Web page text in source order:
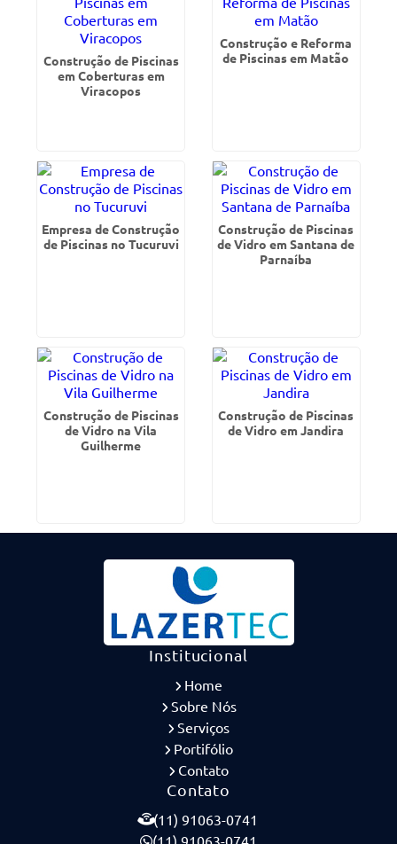
Construção de Piscinas
em Coberturas em
Viracopos
Construção e Reforma
de Piscinas em Matão
Empresa de Construção
de Piscinas no Tucuruvi
Construção de Piscinas
de Vidro em Santana de
Parnaíba
Construção de Piscinas
de Vidro na Vila
Guilherme
Construção de Piscinas
de Vidro em Jandira
Institucional
Home
Sobre Nós
Serviços
Portifólio
Contato
Contato
(11) 91063-0741
(11) 91063-0741